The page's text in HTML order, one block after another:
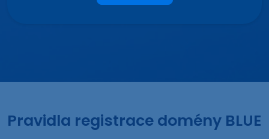
Pravidla registrace domény BLUE